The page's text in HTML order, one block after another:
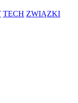
TECH ZWIĄZKI